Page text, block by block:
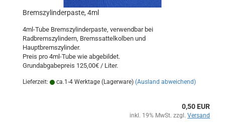
Bremszylinderpaste, 4ml
4ml-Tube Bremszylinderpaste, verwendbar bei
Radbremszylindern, Bremssattelkolben und
Hauptbremszylinder.
Preis pro 4ml-Tube wie abgebildet.
Grundabgabepreis 125,00€ / Liter.
Lieferzeit: ca.1-4 Werktage (Lagerware) (Ausland abweichend)
0,50 EUR
inkl. 19% MwSt. zzgl. Versand